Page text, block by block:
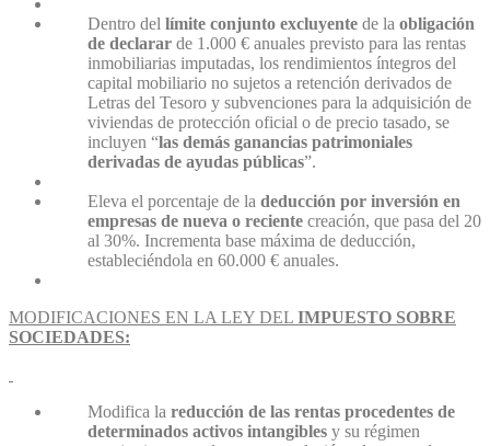
Dentro del límite conjunto excluyente de la obligación
de declarar de 1.000 € anuales previsto para las rentas
inmobiliarias imputadas, los rendimientos íntegros del
capital mobiliario no sujetos a retención derivados de
Letras del Tesoro y subvenciones para la adquisición de
viviendas de protección oficial o de precio tasado, se
incluyen “las demás ganancias patrimoniales
derivadas de ayudas públicas”.
Eleva el porcentaje de la deducción por inversión en
empresas de nueva o reciente creación, que pasa del 20
al 30%. Incrementa base máxima de deducción,
estableciéndola en 60.000 € anuales.
MODIFICACIONES EN LA LEY DEL IMPUESTO SOBRE
SOCIEDADES:
Modifica la reducción de las rentas procedentes de
determinados activos intangibles y su régimen